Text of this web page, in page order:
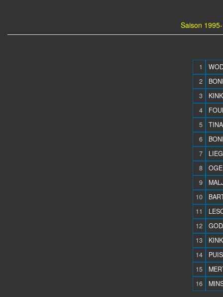
Saison
1
2
3
4
5
6
7
8
9
10
11
12
13
14
15
16